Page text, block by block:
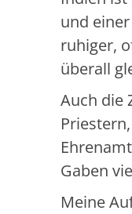
und
ruhiger,
überall
Auch die
Gaben
Meine